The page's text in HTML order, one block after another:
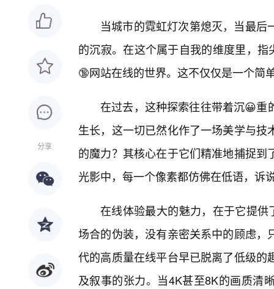
分享
当城市的霓虹灯次第熄灭，当最
的沉寂。在这个属于自我的维度里，
🔞网站在线的世界。这不仅仅是一个简
在过去，这种探索往往带着沉😀重
生长，这一切已然化作了一场美学与
的魔力？其核心在于它们精准地捕捉
光影中，每一个像素都仿佛在低语，诉
在线体验最大的魅力，在于它提供
场合的伪装，没有亲密关系中的顾虑
代的高质量在线平台早已脱离了低级
及叙事的张力。当4K甚至8K的画质清